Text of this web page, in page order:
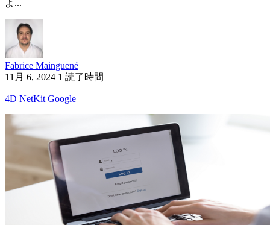
よ...
Fabrice Mainguené
11月 6, 2024 1 読了時間
4D NetKit Google